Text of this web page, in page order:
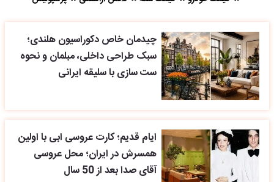
چیدمان خاص دکوراسیون هلندی؛
سبک طراحی داخلی، مبلمان و نحوه
ست سازی با سلیقه ایرانی
ایام قدیم؛ کارت عروسی ابی با اولین
همسرش در ایران؛ محل عروسی
آقای صدا بعد از 50 سال